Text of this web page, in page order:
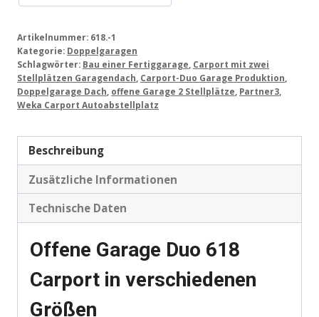
Artikelnummer: 618.-1
Kategorie: Doppelgaragen
Schlagwörter: Bau einer Fertiggarage Carport mit zwei
Stellplätzen Garagendach Carport-Duo Garage Produktion
Doppelgarage Dach offene Garage 2 Stellplätze Partner3
Weka Carport Autoabstellplatz
Beschreibung
Zusätzliche Informationen
Technische Daten
Offene Garage Duo 618
Carport in verschiedenen
Größen